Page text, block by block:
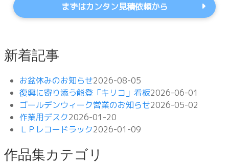
まずはカンタン見積依頼から
新着記事
お盆休みのお知らせ2026-08-05
復興に寄り添う能登「キリコ」看板2026-06-01
ゴールデンウィーク営業のお知らせ2026-05-02
作業用デスク2026-01-20
ＬＰレコードラック2026-01-09
作品集カテゴリ